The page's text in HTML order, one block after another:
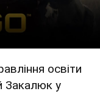
освіти
Закалюк у